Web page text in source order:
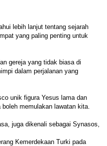
lebih lanjut tentang sejarah
yang paling penting untuk
gereja yang tidak biasa di
dalam perjalanan yang
unik figura Yesus lama dan
memulakan lawatan kita.
juga dikenali sebagai Synasos,
Kemerdekaan Turki pada